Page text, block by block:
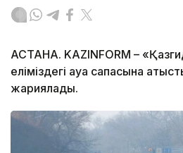
АСТАНА. KAZINFORM –
еліміздегі ауа сапасына
жариялады.